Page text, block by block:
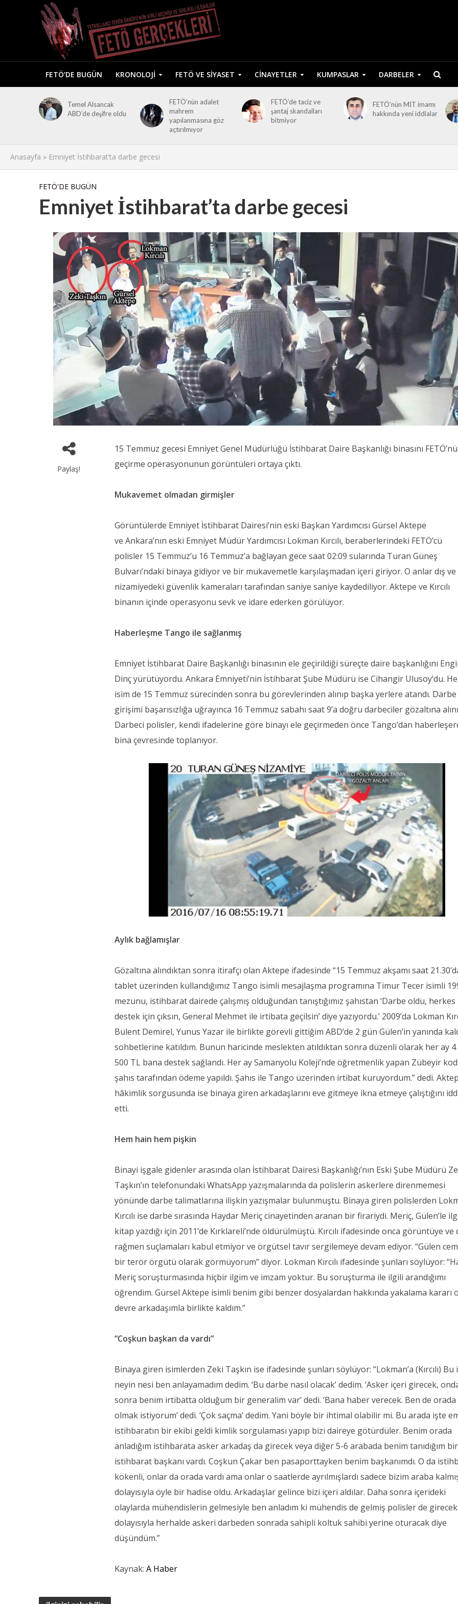
FETÖ’DE BUGÜN KRONOLOJI FETÖ VE SIYASET CINAYETLER KUMPASLAR DARBELER
Temel Alsancak
ABD’de deşifre oldu
FETÖ’nün adalet
mahrem
yapılanmasına göz
açtırılmıyor
FETÖ’de taciz ve
şantaj skandalları
bitmiyor
FETÖ’nün MİT imamı
hakkında yeni iddialar
Anasayfa » Emniyet İstihbarat’ta darbe gecesi
FETÖ'DE BUGÜN
Emniyet İstihbarat’ta darbe gecesi
Paylaş!
15 Temmuz gecesi Emniyet Genel Müdürlüğü İstihbarat Daire Başkanlığı binasını
geçirme operasyonunun görüntüleri ortaya çıktı.
Mukavemet olmadan girmişler
Görüntülerde Emniyet İstihbarat Dairesi’nin eski Başkan Yardımcısı Gürsel Aktepe
ve Ankara’nın eski Emniyet Müdür Yardımcısı Lokman Kırcılı, beraberlerindeki FETÖ’cü
polisler 15 Temmuz’u 16 Temmuz’a bağlayan gece saat 02:09 sularında Turan Güneş
Bulvarı’ndaki binaya gidiyor ve bir mukavemetle karşılaşmadan içeri giriyor. O anlar dış ve
nizamiyedeki güvenlik kameraları tarafından saniye saniye kaydediliyor. Aktepe ve Kırcılı
binanın içinde operasyonu sevk ve idare ederken görülüyor.
Haberleşme Tango ile sağlanmış
Emniyet İstihbarat Daire Başkanlığı binasının ele geçirildiği süreçte daire başkanlığını
Dinç yürütüyordu. Ankara Emniyeti’nin İstihbarat Şube Müdürü ise Cihangir Ulusoy’du.
isim de 15 Temmuz sürecinden sonra bu görevlerinden alınıp başka yerlere atandı. Darbe
girişimi başarısızlığa uğrayınca 16 Temmuz sabahı saat 9’a doğru darbeciler gözaltına
Darbeci polisler, kendi ifadelerine göre binayı ele geçirmeden önce Tango’dan
bina çevresinde toplanıyor.
Aylık bağlamışlar
Gözaltına alındıktan sonra itirafçı olan Aktepe ifadesinde “15 Temmuz akşamı saat
tablet üzerinden kullandığımız Tango isimli mesajlaşma programına Timur Tecer isimli
mezunu, istihbarat dairede çalışmış olduğundan tanıştığımız şahıstan ‘Darbe oldu, herkes
destek için çıksın, General Mehmet ile irtibata geçilsin’ diye yazıyordu.’ 2009’da Lokman
Bülent Demirel, Yunus Yazar ile birlikte görevli gittiğim ABD’de 2 gün Gülen’in yanında
sohbetlerine katıldım. Bunun haricinde meslekten atıldıktan sonra düzenli olarak her ay
500 TL bana destek sağlandı. Her ay Samanyolu Koleji’nde öğretmenlik yapan Zübeyir
şahıs tarafından ödeme yapıldı. Şahıs ile Tango üzerinden irtibat kuruyordum.” dedi.
hâkimlik sorgusunda ise binaya giren arkadaşlarını eve gitmeye ikna etmeye çalıştığını
etti.
Hem hain hem pişkin
Binayi işgale gidenler arasında olan İstihbarat Dairesi Başkanlığı’nın Eski Şube Müdürü
Taşkın’ın telefonundaki WhatsApp yazışmalarında da polislerin askerlere direnmemesi
yönünde darbe talimatlarına ilişkin yazışmalar bulunmuştu. Binaya giren polislerden
Kırcılı ise darbe sırasında Haydar Meriç cinayetinden aranan bir firariydi. Meriç, Gülen’le
kitap yazdığı için 2011’de Kırklareli’nde öldürülmüştü. Kırcılı ifadesinde onca görüntüye ve
rağmen suçlamaları kabul etmiyor ve örgütsel tavır sergilemeye devam ediyor. “Gülen
bir terör örgütü olarak görmüyorum” diyor. Lokman Kırcılı ifadesinde şunları söylüyor:
Meriç soruşturmasında hiçbir ilgim ve imzam yoktur. Bu soruşturma ile ilgili arandığımı
öğrendim. Gürsel Aktepe isimli benim gibi benzer dosyalardan hakkında yakalama kararı
devre arkadaşımla birlikte kaldım.”
“Coşkun başkan da vardı”
Binaya giren isimlerden Zeki Taşkın ise ifadesinde şunları söylüyor: “Lokman’a (Kırcılı) Bu
neyin nesi ben anlayamadım dedim. ‘Bu darbe nasıl olacak’ dedim. ‘Asker içeri girecek,
sonra benim irtibatta olduğum bir generalim var’ dedi. ‘Bana haber verecek. Ben de orada
olmak istiyorum’ dedi. ‘Çok saçma’ dedim. Yani böyle bir ihtimal olabilir mi. Bu arada işte
istihbaratın bir ekibi geldi kimlik sorgulaması yapıp bizi daireye götürdüler. Benim orada
anladığım istihbarata asker arkadaş da girecek veya diğer 5-6 arabada benim tanıdığım bir
istihbarat başkanı vardı. Coşkun Çakar ben pasaporttayken benim başkanımdı. O da
kökenli, onlar da orada vardı ama onlar o saatlerde ayrılmışlardı sadece bizim araba
dolayısıyla öyle bir hadise oldu. Arkadaşlar gelince bizi içeri aldılar. Daha sonra içerideki
olaylarda mühendislerin gelmesiyle ben anladım ki mühendis de gelmiş polisler de girecek
dolayısıyla herhalde askeri darbeden sonrada sahipli koltuk sahibi yerine oturacak diye
düşündüm.”
Kaynak:A Haber